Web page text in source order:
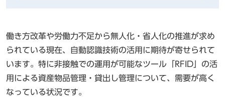
働き方改革や労働力不足から無人化・省人化の推進が求め
られている現在、自動認識技術の活用に期待が寄せられて
います。特に非接触での運用が可能なツール「RFID」の活
用による資産物品管理・貸出し管理について、需要が高く
なっている状況です。